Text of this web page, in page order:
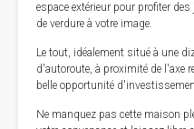
espace extérieur pour profiter
de verdure à votre image.
Le tout, idéalement situé à une
d'autoroute, à proximité de l'axe
belle opportunité
Ne manquez pas cette maison